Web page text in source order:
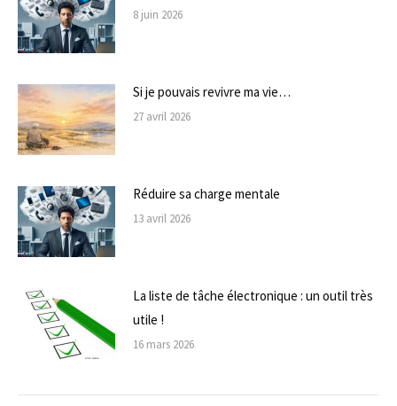
8 juin 2026
Si je pouvais revivre ma vie…
27 avril 2026
Réduire sa charge mentale
13 avril 2026
La liste de tâche électronique : un outil très
utile !
16 mars 2026